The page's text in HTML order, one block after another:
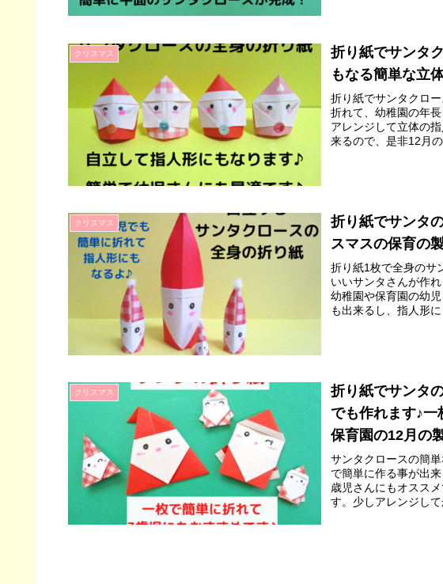
クリスマス
折り紙でサンタ
もなる簡単な立
折り紙でサンタクロ
折れて、幼稚園の年
アレンジして立体の
来るので、是非12月
クリスマス
折り紙でサンタ
スマスの保育の
折り紙1枚で全身のサ
いいサンタさんが作
幼稚園や保育園の幼
も出来るし、指人形
クリスマス
折り紙でサンタ
でも作れます♪
保育園の12月の
サンタクロースの簡
で簡単に作る事が出
歳児さんにもオスス
す。少しアレンジし